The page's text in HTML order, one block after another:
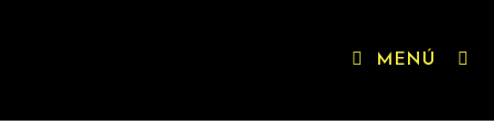
MENÚ